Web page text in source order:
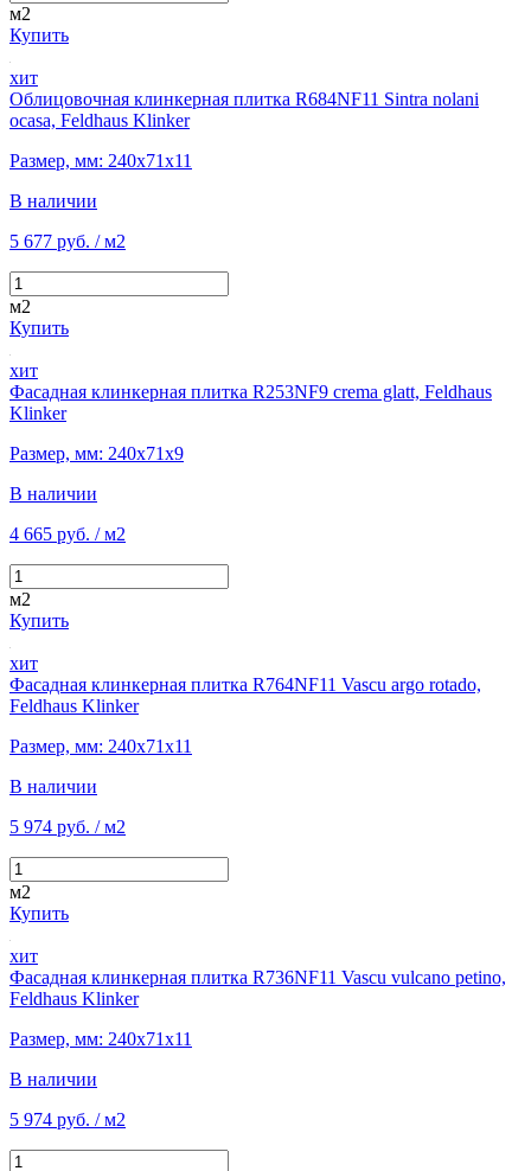
м2
Купить
хит
Облицовочная клинкерная плитка R684NF11 Sintra nolani
ocasa, Feldhaus Klinker
Размер, мм: 240х71х11
В наличии
5 677 руб. / м2
м2
Купить
хит
Фасадная клинкерная плитка R253NF9 crema glatt, Feldhaus
Klinker
Размер, мм: 240х71х9
В наличии
4 665 руб. / м2
м2
Купить
хит
Фасадная клинкерная плитка R764NF11 Vascu argo rotado,
Feldhaus Klinker
Размер, мм: 240х71х11
В наличии
5 974 руб. / м2
м2
Купить
хит
Фасадная клинкерная плитка R736NF11 Vascu vulcano petino,
Feldhaus Klinker
Размер, мм: 240х71х11
В наличии
5 974 руб. / м2